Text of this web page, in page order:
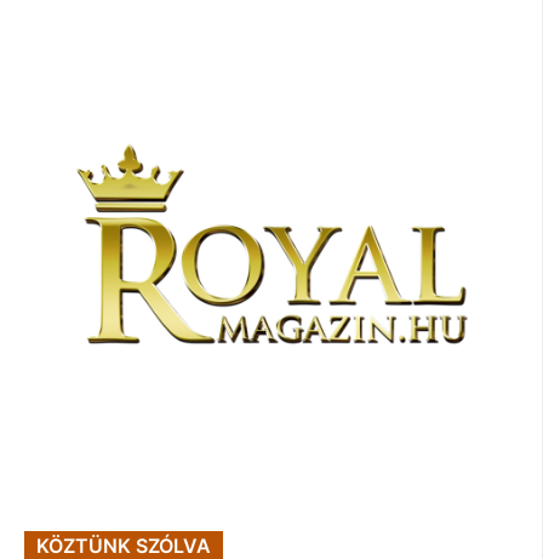
KÖZTÜNK SZÓLVA